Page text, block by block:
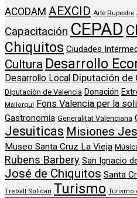
ACODAM AEXCID Arte Rupestre
Capacitación CEPAD
Chiquitos Ciudades
Cultura Desarrollo
Desarrollo Local Diputación de
Diputación de Valencia Donación
Mallorqui
Fons Valencia per la
Gastronomía Generalitat Valenciana
Jesuiticas Misiones
Museo Santa Cruz La Vieja
Rubens Barbery San Ignacio
José de Chiquitos Santa
Treball Solidari Turismo Turismo